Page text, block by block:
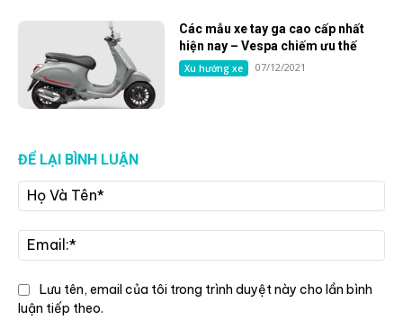
Các mẫu xe tay ga cao cấp nhất
hiện nay – Vespa chiếm ưu thế
Xu hướng xe 07/12/2021
ĐỂ LẠI BÌNH LUẬN
Và
Lưu tên, email của tôi trong trình duyệt này cho lần bình
luận tiếp theo.